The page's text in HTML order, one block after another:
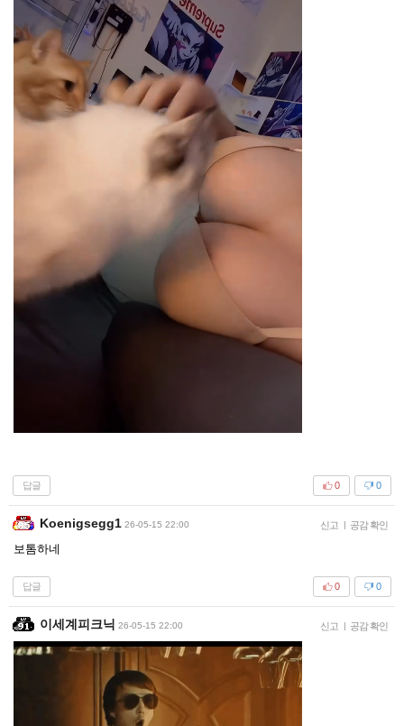
답글 0
0
Koenigsegg1 26-05-15 22:00 신고 | 공감 확인
보톰하네
답글 0
0
이세계피크닉 26-05-15 22:00 신고 | 공감 확인